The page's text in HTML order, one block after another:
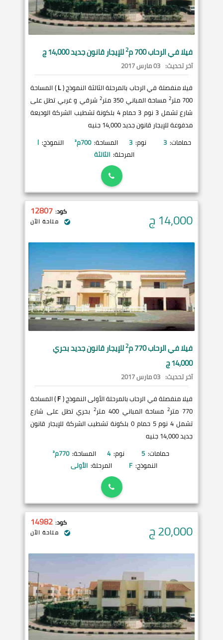
فيلا فيالرحاب700 م 2للإيجار قانون جديد 14,000 ج
آخر تحديث: 03 مارس 2017
فيلا منفصلة في الرحاب بالمرحلة الثالثة النموذج (L) المساحة
700 متر
2 مساحة المباني 350 متر 2 شرقي و غربي تطل على
شارع تشمل 3 نوم 3 حمام 4 بلكونة تشطيب الشركة الوديعة
مدفوعة للإيجار قانون جديد 14,000 جنيه
حمامات: 3 نوم: 3 المساحة: 700م² النموذج: l
المرحلة: الثالثة
14,000ج كود: 12807
متاحة الآن
فيلا فيالرحاب770 م 2للإيجار قانون جديد بحري
14,000 ج
آخر تحديث: 03 مارس 2017
فيلا منفصلة في الرحاب بالمرحلة الأولى النموذج (F) المساحة
770 متر
2مساحة المباني 400 متر 2بحري تطل على شارع
تشمل 4 نوم 5 حمام 0 بلكونة تشطيب الشركة للإيجار قانون
جديد 14,000 جنيه
حمامات: 5 نوم: 4 المساحة: 770م²
النموذج: F المرحلة: الأولى
20,000ج كود: 14982
متاحة الآن